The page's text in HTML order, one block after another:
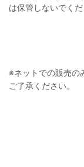
は保管しないでくだ
※ネットでの販売の
ご了承ください。